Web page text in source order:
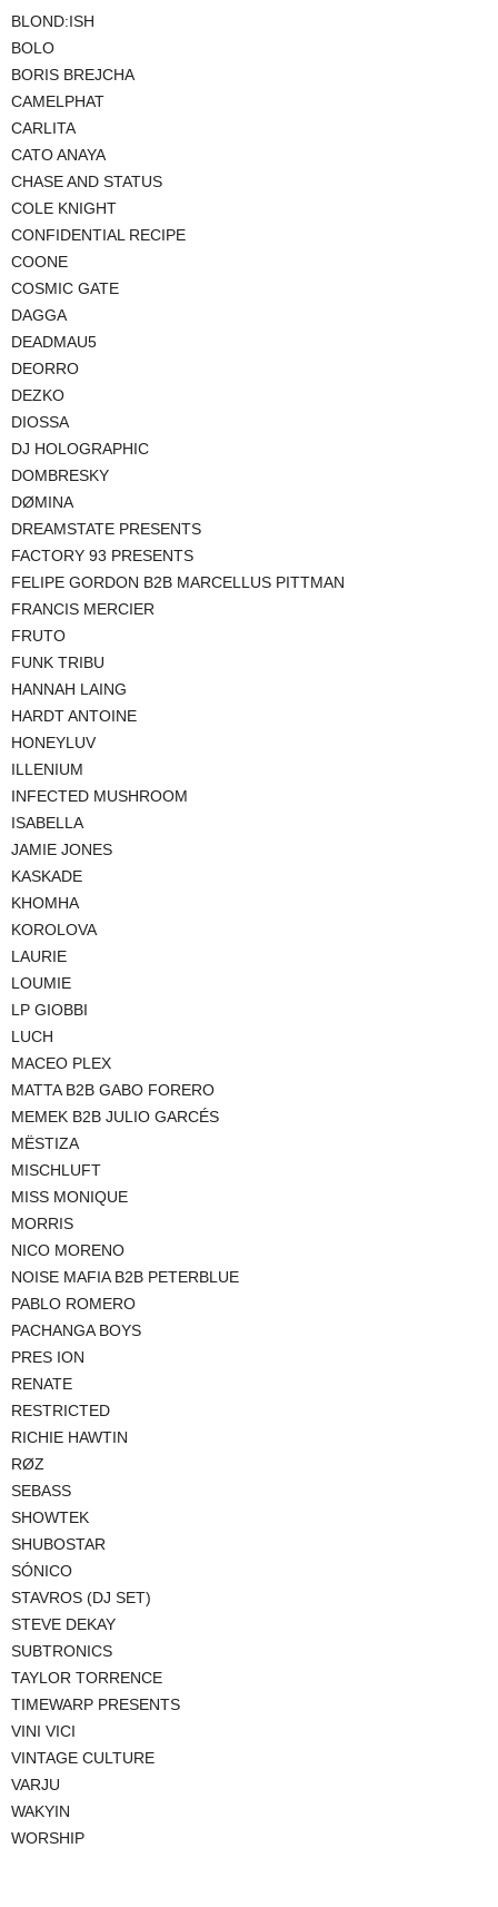
BLOND:ISH
BOLO
BORIS BREJCHA
CAMELPHAT
CARLITA
CATO ANAYA
CHASE AND STATUS
COLE KNIGHT
CONFIDENTIAL RECIPE
COONE
COSMIC GATE
DAGGA
DEADMAU5
DEORRO
DEZKO
DIOSSA
DJ HOLOGRAPHIC
DOMBRESKY
DØMINA
DREAMSTATE PRESENTS
FACTORY 93 PRESENTS
FELIPE GORDON B2B MARCELLUS PITTMAN
FRANCIS MERCIER
FRUTO
FUNK TRIBU
HANNAH LAING
HARDT ANTOINE
HONEYLUV
ILLENIUM
INFECTED MUSHROOM
ISABELLA
JAMIE JONES
KASKADE
KHOMHA
KOROLOVA
LAURIE
LOUMIE
LP GIOBBI
LUCH
MACEO PLEX
MATTA B2B GABO FORERO
MEMEK B2B JULIO GARCÉS
MËSTIZA
MISCHLUFT
MISS MONIQUE
MORRIS
NICO MORENO
NOISE MAFIA B2B PETERBLUE
PABLO ROMERO
PACHANGA BOYS
PRES ION
RENATE
RESTRICTED
RICHIE HAWTIN
RØZ
SEBASS
SHOWTEK
SHUBOSTAR
SÓNICO
STAVROS (DJ SET)
STEVE DEKAY
SUBTRONICS
TAYLOR TORRENCE
TIMEWARP PRESENTS
VINI VICI
VINTAGE CULTURE
VARJU
WAKYIN
WORSHIP